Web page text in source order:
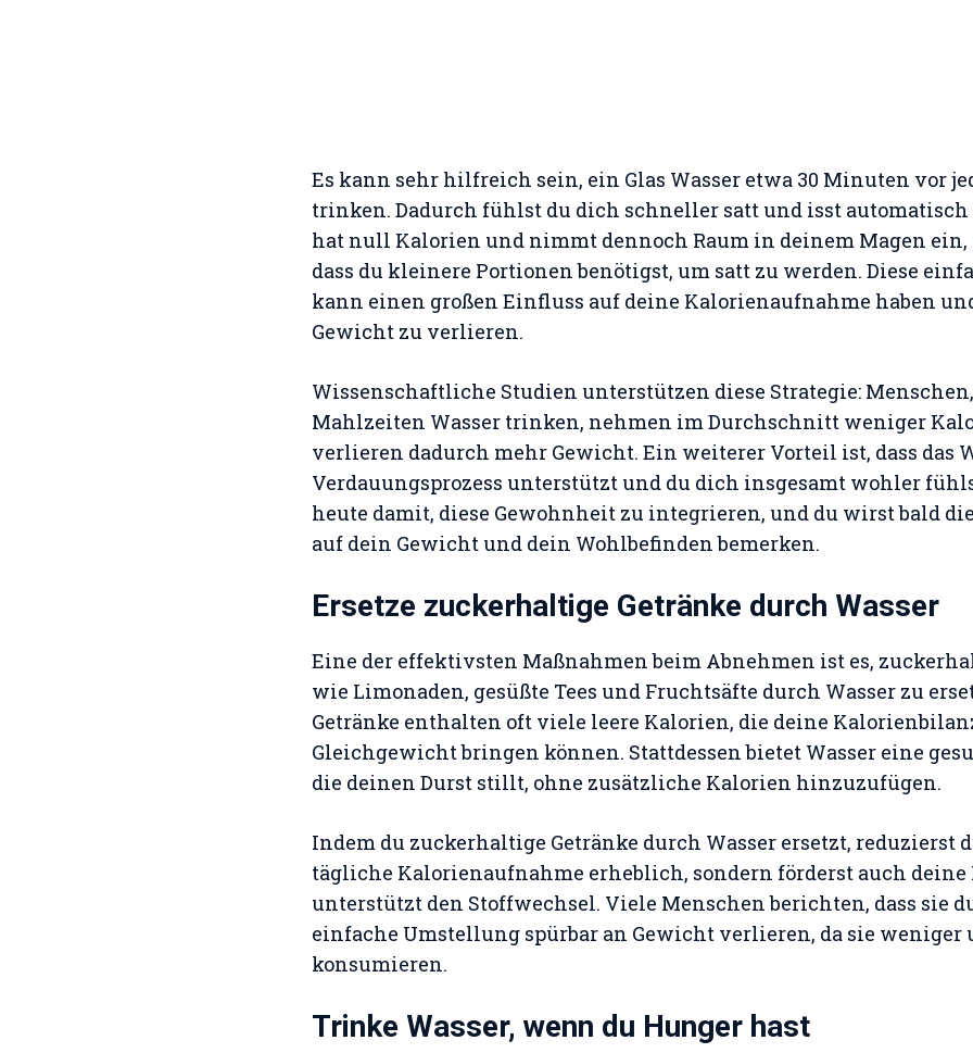
Es kann sehr hilfreich sein, ein Glas Wasser etwa 30 Minuten vor
trinken. Dadurch fühlst du dich schneller satt und isst automatisch
hat null Kalorien und nimmt dennoch Raum in deinem Magen ein,
dass du kleinere Portionen benötigst, um satt zu werden. Diese
kann einen großen Einfluss auf deine Kalorienaufnahme haben
Gewicht zu verlieren.
Wissenschaftliche Studien unterstützen diese Strategie:
Mahlzeiten Wasser trinken, nehmen im Durchschnitt weniger
verlieren dadurch mehr Gewicht. Ein weiterer Vorteil ist, dass das
Verdauungsprozess unterstützt und du dich insgesamt wohler
heute damit, diese Gewohnheit zu integrieren, und du wirst bald
auf dein Gewicht und dein Wohlbefinden bemerken.
Ersetze zuckerhaltige Getränke durch Wasser
Eine der effektivsten Maßnahmen beim Abnehmen ist es,
wie Limonaden, gesüßte Tees und Fruchtsäfte durch Wasser zu
Getränke enthalten oft viele leere Kalorien, die deine
Gleichgewicht bringen können. Stattdessen bietet Wasser eine
die deinen Durst stillt, ohne zusätzliche Kalorien hinzuzufügen.
Indem du zuckerhaltige Getränke durch Wasser ersetzt, reduzierst
tägliche Kalorienaufnahme erheblich, sondern förderst auch
unterstützt den Stoffwechsel. Viele Menschen berichten, dass sie
einfache Umstellung spürbar an Gewicht verlieren, da sie
konsumieren.
Trinke Wasser, wenn du Hunger hast